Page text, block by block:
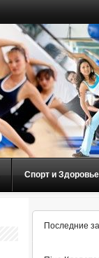
Спорт и Здоровье
Последние